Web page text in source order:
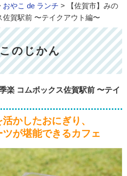
おやこ de ランチ > 【佐賀市】みの
佐賀駅前 〜テイクアウト編〜
のじかん
楽 コムボックス佐賀駅前 〜テイ
かしたおにぎり、
が堪能できるカフェ